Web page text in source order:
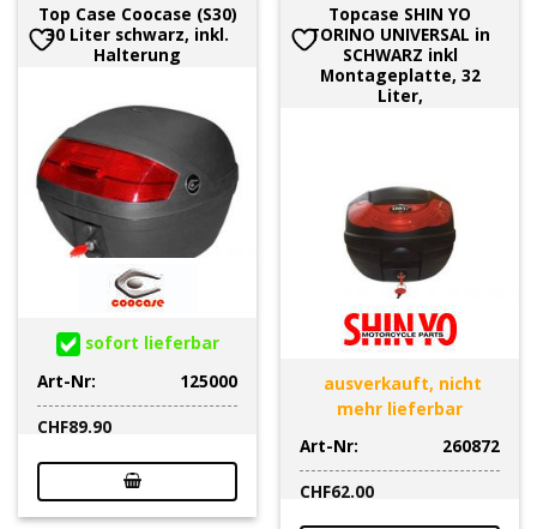
Top Case Coocase (S30)
30 Liter schwarz, inkl.
Halterung
sofort lieferbar
Art-Nr:
125000
CHF89.90
Topcase SHIN YO
TORINO UNIVERSAL in
SCHWARZ inkl
Montageplatte, 32
Liter,
ausverkauft, nicht
mehr lieferbar
Art-Nr:
260872
CHF62.00